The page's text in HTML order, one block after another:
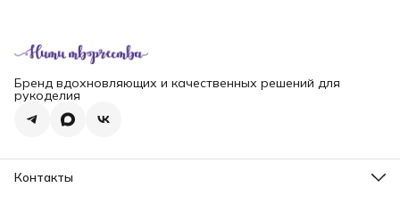
Бренд вдохновляющих и качественных решений для
рукоделия
Контакты